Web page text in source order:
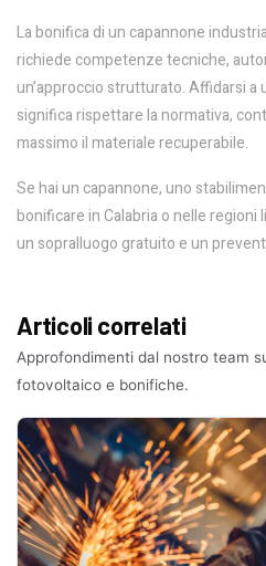
La bonifica di un capannone
richiede competenze tecniche,
un’approccio strutturato. Affidarsi
significa rispettare la normativa,
massimo il materiale recuperabile.
Se hai un capannone, uno
bonificare in Calabria o nelle
un sopralluogo gratuito e un
Articoli correlati
Approfondimenti dal nostro team
fotovoltaico e bonifiche.